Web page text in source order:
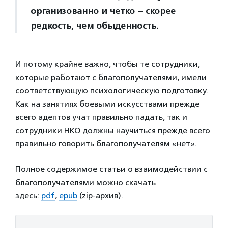
организованно и четко – скорее
редкость, чем обыденность.
И потому крайне важно, чтобы те сотрудники,
которые работают с благополучателями, имели
соответствующую психологическую подготовку.
Как на занятиях боевыми искусствами прежде
всего адептов учат правильно падать, так и
сотрудники НКО должны научиться прежде всего
правильно говорить благополучателям «нет».
Полное содержимое статьи о взаимодействии с
благополучателями можно скачать
здесь: pdf, epub (zip-архив).